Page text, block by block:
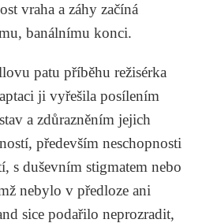
vraha a záhy začíná
banálnímu konci.
patu příběhu režisérka
ji vyřešila posílením
a zdůrazněním jejich
především neschopnosti
s duševním stigmatem nebo
nebylo v předloze ani
sice podařilo neprozradit,